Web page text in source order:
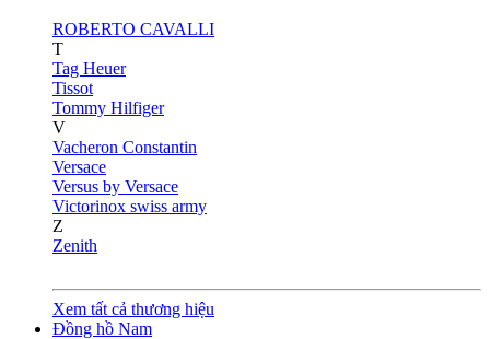
ROBERTO CAVALLI
T
Tag Heuer
Tissot
Tommy Hilfiger
V
Vacheron Constantin
Versace
Versus by Versace
Victorinox swiss army
Z
Zenith
Xem tất cả thương hiệu
Đồng hồ Nam